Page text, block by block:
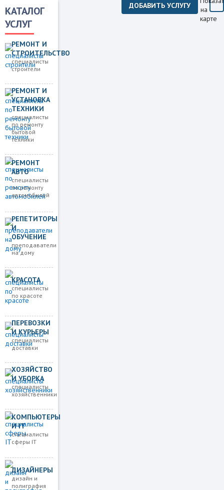
КАТАЛОГ
УСЛУГ
РЕМОНТ И
СТРОИТЕЛЬСТВО
специалисты
строители
РЕМОНТ И
УСТАНОВКА
ТЕХНИКИ
специалисты
по ремонту
бытовой
техники
РЕМОНТ
АВТО
специалисты
по ремонту
автомобилей
РЕПЕТИТОРЫ
И
ОБУЧЕНИЕ
преподаватели
на дому
КРАСОТА
специалисты
по красоте
ПЕРЕВОЗКИ
И КУРЬЕРЫ
специалисты
доставки
ХОЗЯЙСТВО
И УБОРКА
специалисты
хозяйственники
КОМПЬЮТЕРЫ
И IT
специалисты
сферы IT
ДИЗАЙНЕРЫ
дизайн и
полиграфия
ДОБАВИТЬ УСЛУГУ